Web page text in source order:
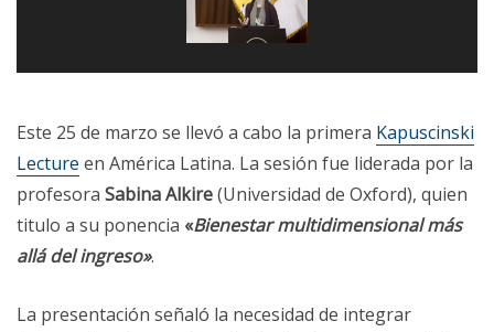
Este 25 de marzo se llevó a cabo la primera Kapuscinski
Lecture en América Latina. La sesión fue liderada por la
profesora Sabina Alkire(Universidad de Oxford), quien
titulo a su ponencia «Bienestar multidimensional más
allá del ingreso».
La presentación señaló la necesidad de integrar